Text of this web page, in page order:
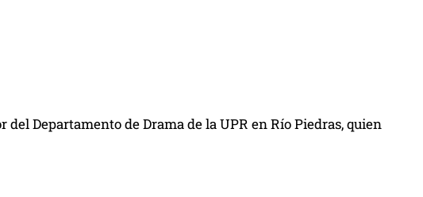
Departamento de Drama de la UPR en Río Piedras, quien